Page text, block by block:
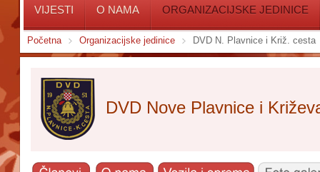
VIJESTI O NAMA ORGANIZACIJSKE JEDINICE
Početna Organizacijske jedinice DVD N. Plavnice i Križ. cesta
DVD Nove Plavnice i